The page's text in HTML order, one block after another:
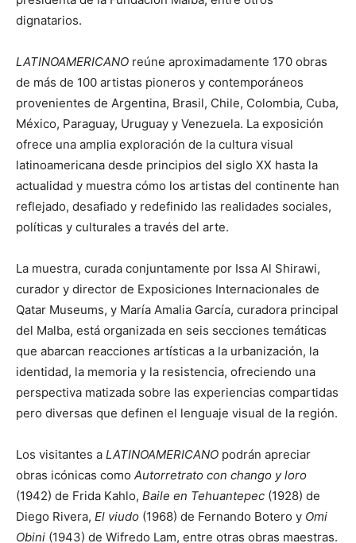
dignatarios.
LATINOAMERICANO reúne aproximadamente 170 obras
de más de 100 artistas pioneros y contemporáneos
provenientes de Argentina, Brasil, Chile, Colombia, Cuba,
México, Paraguay, Uruguay y Venezuela. La exposición
ofrece una amplia exploración de la cultura visual
latinoamericana desde principios del siglo XX hasta la
actualidad y muestra cómo los artistas del continente han
reflejado, desafiado y redefinido las realidades sociales,
políticas y culturales a través del arte.
La muestra, curada conjuntamente por Issa Al Shirawi,
curador y director de Exposiciones Internacionales de
Qatar Museums, y María Amalia García, curadora principal
del Malba, está organizada en seis secciones temáticas
que abarcan reacciones artísticas a la urbanización, la
identidad, la memoria y la resistencia, ofreciendo una
perspectiva matizada sobre las experiencias compartidas
pero diversas que definen el lenguaje visual de la región.
Los visitantes a LATINOAMERICANO podrán apreciar
obras icónicas como Autorretrato con chango y loro
(1942) de Frida Kahlo, Baile en Tehuantepec (1928) de
Diego Rivera, El viudo (1968) de Fernando Botero y Omi
Obini (1943) de Wifredo Lam, entre otras obras maestras.